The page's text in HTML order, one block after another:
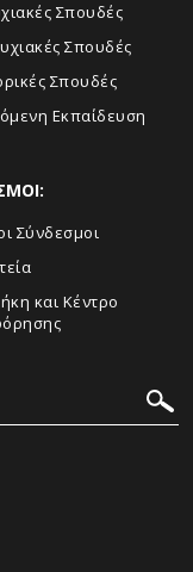
Σπουδές
Σπουδές
Σπουδές
Εκπαίδευση
Σύνδεσμοι
και Κέντρο